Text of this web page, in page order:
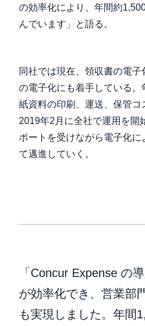
の効率化により、年間約
んでいます」と語る。
同社では現在、領収書の電
の電子化にも着手している。
紙資料の印刷、運送、保管コ
2019年2月に全社で運用を開
ポートを受けながら電子化
て邁進していく。
「Concur Expense の
が効率化でき、営業部
も実現しました。年間